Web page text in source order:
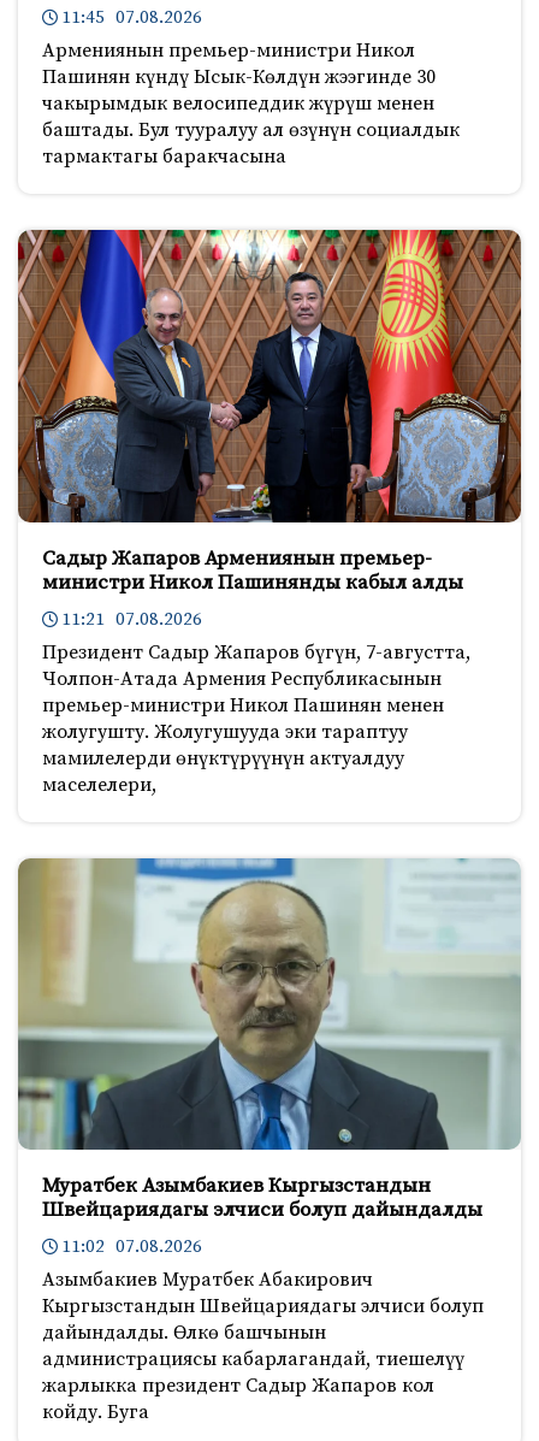
11:45 07.08.2026
Армениянын премьер-министри Никол
Пашинян күндү Ысык-Көлдүн жээгинде 30
чакырымдык велосипеддик жүрүш менен
баштады. Бул тууралуу ал өзүнүн социалдык
тармактагы баракчасына
Садыр Жапаров Армениянын премьер-
министри Никол Пашинянды кабыл алды
11:21 07.08.2026
Президент Садыр Жапаров бүгүн, 7-августта,
Чолпон-Атада Армения Республикасынын
премьер-министри Никол Пашинян менен
жолугушту. Жолугушууда эки тараптуу
мамилелерди өнүктүрүүнүн актуалдуу
маселелери,
Муратбек Азымбакиев Кыргызстандын
Швейцариядагы элчиси болуп дайындалды
11:02 07.08.2026
Азымбакиев Муратбек Абакирович
Кыргызстандын Швейцариядагы элчиси болуп
дайындалды. Өлкө башчынын
администрациясы кабарлагандай, тиешелүү
жарлыкка президент Садыр Жапаров кол
койду. Буга